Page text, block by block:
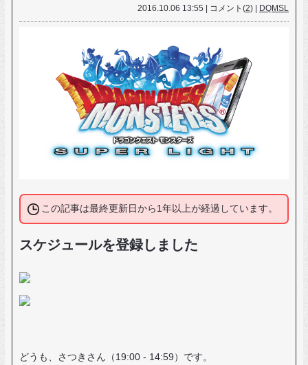
2016.10.06 13:55 | コメント(2) | DQMSL
この記事は最終更新日から1年以上が経過しています。
スケジュールを登録しました
どうも、さつきさん（19:00 - 14:59）です。